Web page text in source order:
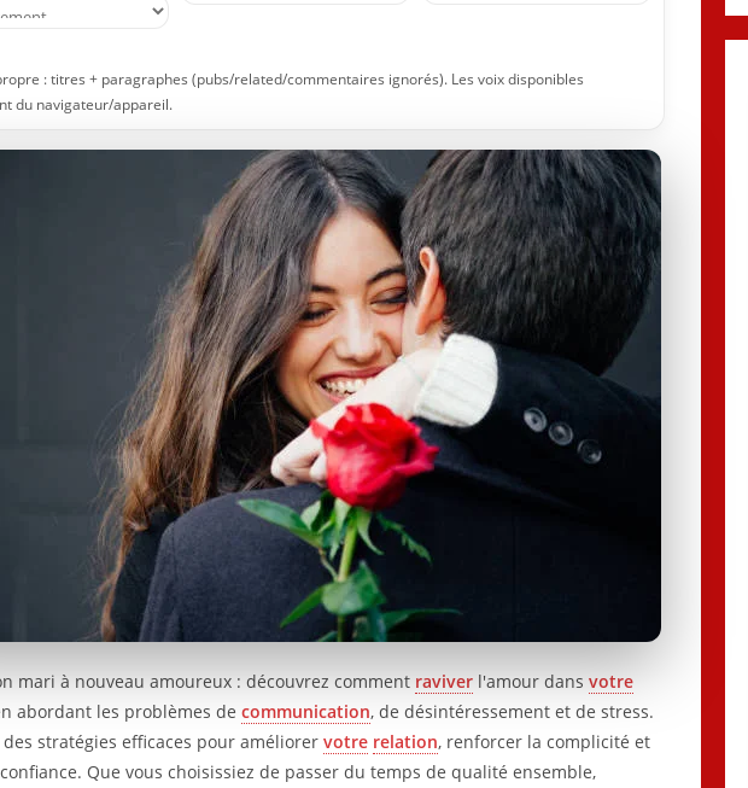
: titres + paragraphes (pubs/related/commentaires ignorés). Les voix disponibles
du navigateur/appareil.
mari à nouveau amoureux : découvrez comment raviver l'amour dansvotre
abordant les problèmes decommunication, de désintéressement et de stress.
stratégies efficaces pour améliorervotre relation, renforcer la complicité et
Que vous choisissiez de passer du temps de qualité ensemble,